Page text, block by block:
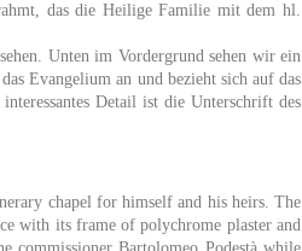
das die Heilige Familie mit dem hl.
Unten im Vordergrund sehen wir ein
Evangelium an und bezieht sich auf das
Detail ist die Unterschrift des
chapel for himself and his heirs. The
with its frame of polychrome plaster and